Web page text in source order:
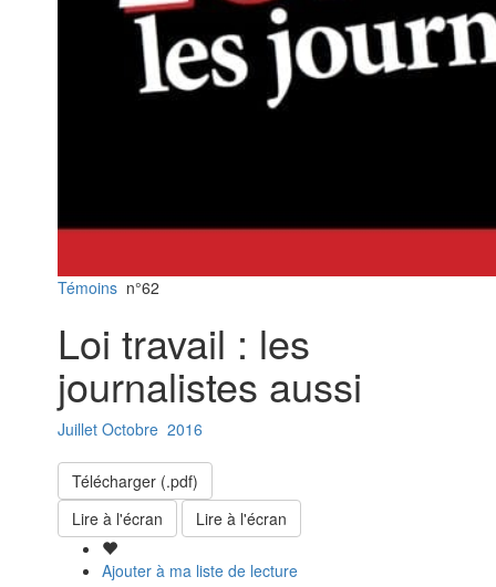
Témoins n°62
Loi travail : les
journalistes aussi
Juillet Octobre 2016
Télécharger (.pdf)
Lire à l'écran
Lire à l'écran
Ajouter à ma liste de lecture